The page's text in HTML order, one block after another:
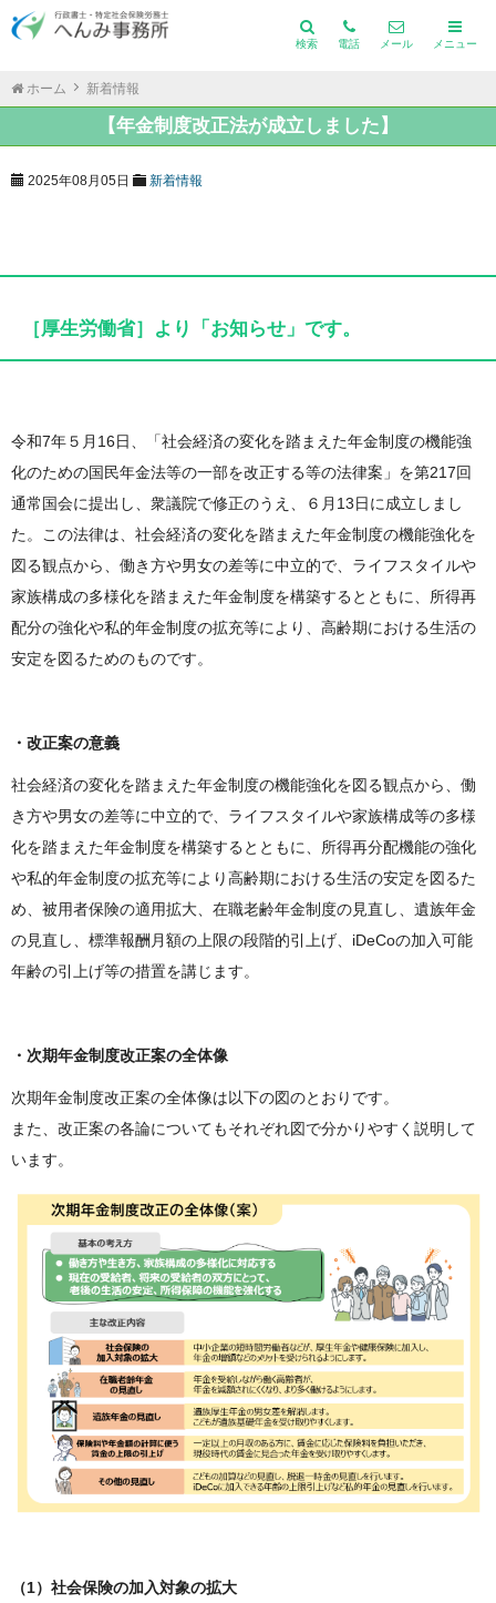
検索 電話 メール メニュー
ホーム 新着情報
【年金制度改正法が成立しました】
2025年08月05日 新着情報
［厚生労働省］より「お知らせ」です。
令和7年５月16日、「社会経済の変化を踏まえた年金制度の機能強
化のための国民年金法等の一部を改正する等の法律案」を第217回
通常国会に提出し、衆議院で修正のうえ、６月13日に成立しまし
た。この法律は、社会経済の変化を踏まえた年金制度の機能強化を
図る観点から、働き方や男女の差等に中立的で、ライフスタイルや
家族構成の多様化を踏まえた年金制度を構築するとともに、所得再
配分の強化や私的年金制度の拡充等により、高齢期における生活の
安定を図るためのものです。
・改正案の意義
社会経済の変化を踏まえた年金制度の機能強化を図る観点から、働
き方や男女の差等に中立的で、ライフスタイルや家族構成等の多様
化を踏まえた年金制度を構築するとともに、所得再分配機能の強化
や私的年金制度の拡充等により高齢期における生活の安定を図るた
め、被用者保険の適用拡大、在職老齢年金制度の見直し、遺族年金
の見直し、標準報酬月額の上限の段階的引上げ、iDeCoの加入可能
年齢の引上げ等の措置を講じます。
・次期年金制度改正案の全体像
次期年金制度改正案の全体像は以下の図のとおりです。
また、改正案の各論についてもそれぞれ図で分かりやすく説明して
います。
（1）社会保険の加入対象の拡大